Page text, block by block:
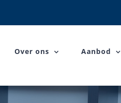
Over ons Aanbod